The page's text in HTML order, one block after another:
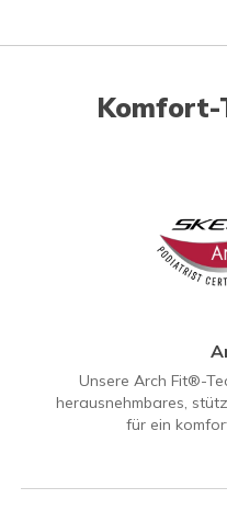
Komfort-
Unsere Arch Fit®-
herausnehmbares,
für ein